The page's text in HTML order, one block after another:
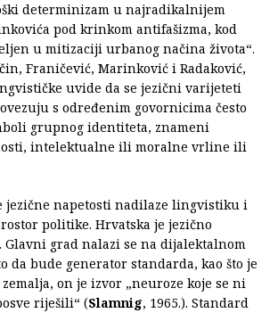
determinizam u najradikalnijem
pod krinkom antifašizma, kod
u mitizaciji urbanog načina života“.
Franičević, Marinković i Radaković,
uvide da se jezični varijeteti
s određenim govornicima često
grupnog identiteta, znameni
intelektualne ili moralne vrline ili
jezične napetosti nadilaze lingvistiku i
politike. Hrvatska je jezično
Glavni grad nalazi se na dijalektalnom
da bude generator standarda, kao što je
on je izvor „neuroze koje se ni
riješili“ (Slamnig, 1965.). Standard